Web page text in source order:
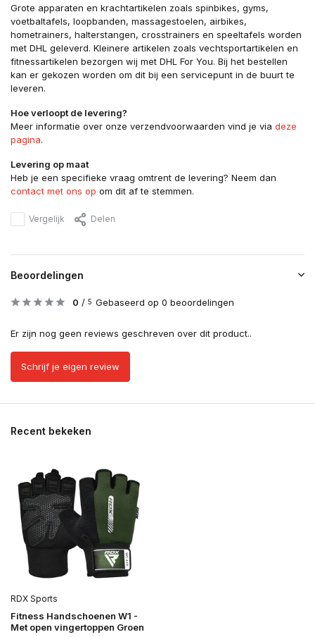
Grote apparaten en krachtartikelen zoals spinbikes, gyms,
voetbaltafels, loopbanden, massagestoelen, airbikes,
hometrainers, halterstangen, crosstrainers en speeltafels worden
met DHL geleverd. Kleinere artikelen zoals vechtsportartikelen en
fitnessartikelen bezorgen wij met DHL For You. Bij het bestellen
kan er gekozen worden om dit bij een servicepunt in de buurt te
leveren.
Hoe verloopt de levering?
Meer informatie over onze verzendvoorwaarden vind je via deze
pagina.
Levering op maat
Heb je een specifieke vraag omtrent de levering? Neem dan
contact met ons op om dit af te stemmen.
Vergelijk Delen
Beoordelingen
0 / 5 Gebaseerd op 0 beoordelingen
Er zijn nog geen reviews geschreven over dit product..
Schrijf je eigen review
Recent bekeken
RDX Sports
Fitness Handschoenen W1 -
Met open vingertoppen Groen